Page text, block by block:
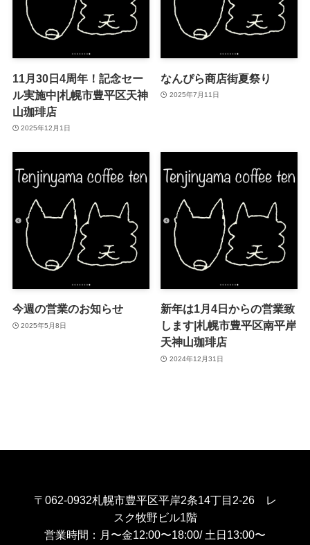
11月30日4周年！記念セー
ル実施中|札幌市豊平区天神
山珈琲店
2025年12月1日
なんぴら商店街夏祭り
2025年7月11日
今週の営業のお知らせ
2025年5月8日
新年は1月4日からの営業致
します|札幌市豊平区南平岸
天神山珈琲店
2024年12月31日
〒062-0932札幌市豊平区平岸2条14丁目2-26 レ
スク牧野ビル1階
営業時間：月〜金12:00〜18:00/ 土日13:00〜